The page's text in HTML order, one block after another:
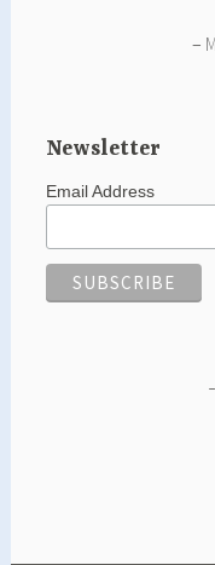
–
Newsletter
Email Address